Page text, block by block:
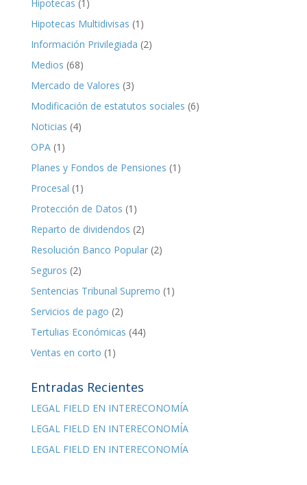
Hipotecas (1)
Hipotecas Multidivisas (1)
Información Privilegiada (2)
Medios (68)
Mercado de Valores (3)
Modificación de estatutos sociales (6)
Noticias (4)
OPA(1)
Planes y Fondos de Pensiones (1)
Procesal (1)
Protección de Datos (1)
Reparto de dividendos (2)
Resolución Banco Popular(2)
Seguros (2)
Sentencias Tribunal Supremo (1)
Servicios de pago (2)
Tertulias Económicas (44)
Ventas en corto (1)
Entradas Recientes
LEGAL FIELD EN INTERECONOMÍA
LEGAL FIELD EN INTERECONOMÍA
LEGAL FIELD EN INTERECONOMÍA